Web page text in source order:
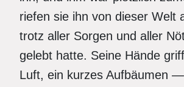
riefen sie ihn von dieser Welt
trotz aller Sorgen und aller
gelebt hatte. Seine Hände
Luft, ein kurzes Aufbäumen